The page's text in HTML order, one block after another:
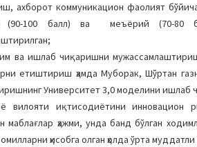
ахборот коммуникацион фаолият
(90-100 балл) ва меъёрий (70-80
ва ишлаб чиқаришни
етиштириш ҳамда Муборак, Шўртан
Университет 3,0 моделини ишлаб
вилояти иқтисодиётини инновацион
маблағлар ҳажми, унда банд бўлган
ҳисобга олган ҳолда ўрта